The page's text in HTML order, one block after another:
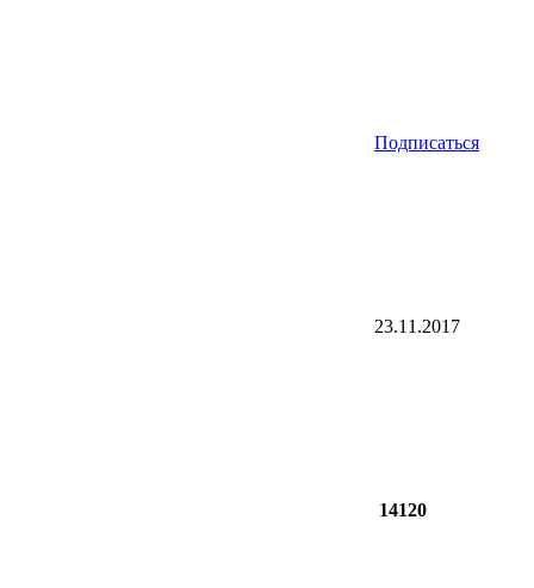
Подписаться
23.11.2017
14120